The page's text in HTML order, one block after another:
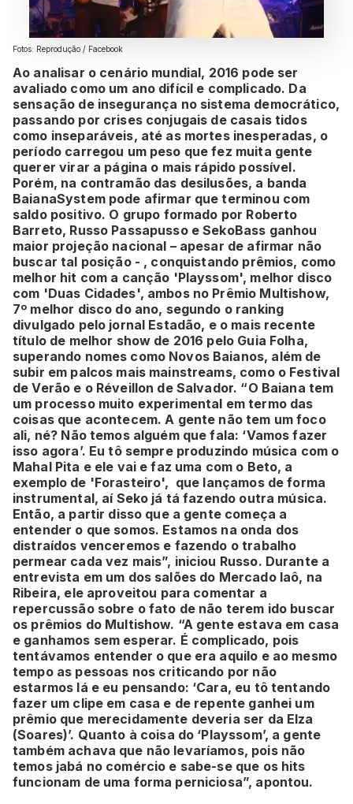
Fotos: Reprodução / Facebook
Ao analisar o cenário mundial, 2016 pode ser
avaliado como um ano difícil e complicado. Da
sensação de insegurança no sistema democrático,
passando por crises conjugais de casais tidos
como inseparáveis, até as mortes inesperadas, o
período carregou um peso que fez muita gente
querer virar a página o mais rápido possível.
Porém, na contramão das desilusões, a banda
BaianaSystem pode afirmar que terminou com
saldo positivo. O grupo formado por Roberto
Barreto, Russo Passapusso e SekoBass ganhou
maior projeção nacional – apesar de afirmar não
buscar tal posição - , conquistando prêmios, como
melhor hit com a canção 'Playssom', melhor disco
com 'Duas Cidades', ambos no Prêmio Multishow,
7º melhor disco do ano, segundo o ranking
divulgado pelo jornal Estadão, e o mais recente
título de melhor show de 2016 pelo Guia Folha,
superando nomes como Novos Baianos, além de
subir em palcos mais mainstreams, como o Festival
de Verão e o Réveillon de Salvador. “O Baiana tem
um processo muito experimental em termo das
coisas que acontecem. A gente não tem um foco
ali, né? Não temos alguém que fala: ‘Vamos fazer
isso agora’. Eu tô sempre produzindo música com o
Mahal Pita e ele vai e faz uma com o Beto, a
exemplo de 'Forasteiro', que lançamos de forma
instrumental, aí Seko já tá fazendo outra música.
Então, a partir disso que a gente começa a
entender o que somos. Estamos na onda dos
distraídos venceremos e fazendo o trabalho
permear cada vez mais”, iniciou Russo. Durante a
entrevista em um dos salões do Mercado Iaô, na
Ribeira, ele aproveitou para comentar a
repercussão sobre o fato de não terem ido buscar
os prêmios do Multishow. “A gente estava em casa
e ganhamos sem esperar. É complicado, pois
tentávamos entender o que era aquilo e ao mesmo
tempo as pessoas nos criticando por não
estarmos lá e eu pensando: ‘Cara, eu tô tentando
fazer um clipe em casa e de repente ganhei um
prêmio que merecidamente deveria ser da Elza
(Soares)’. Quanto à coisa do ‘Playssom’, a gente
também achava que não levaríamos, pois não
temos jabá no comércio e sabe-se que os hits
funcionam de uma forma perniciosa”, apontou.